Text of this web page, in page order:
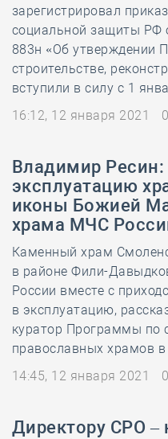
зарегистрировал
социальной защиты РФ
883н «Об утверждении
строительстве,
вступили в силу с 1
16:12, 12 января 2021
0
Владимир Ресин:
эксплуатацию
иконы Божией
храма МЧС
Каменный храм
в районе Фили-
России вместе с
в эксплуатацию,
куратор Программы по
православных храмов
14:45, 12 января 2021
0
Директору СРО –